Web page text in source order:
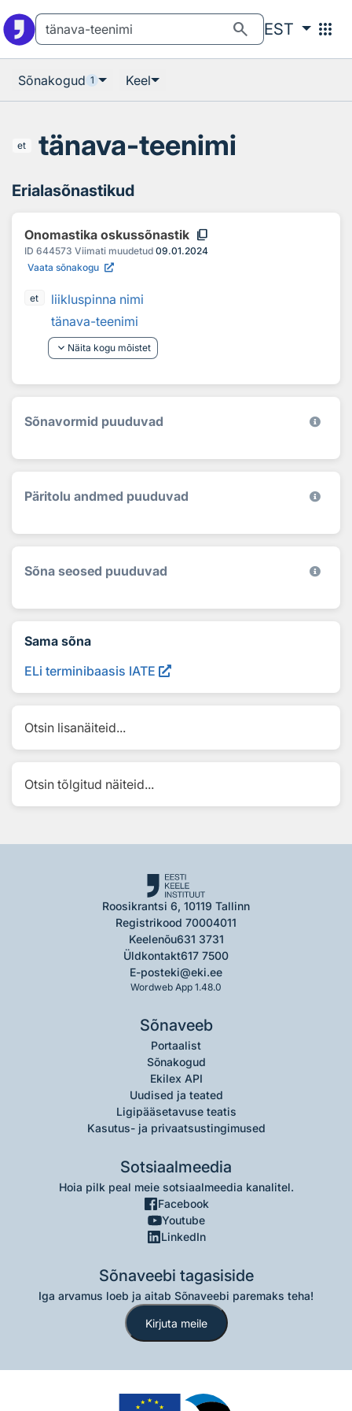
search EST apps
Sõnakogud 1 Keel
et tänava-teenimi
Erialasõnastikud
Onomastika oskussõnastik content_copy
ID 644573 Viimati muudetud 09.01.2024
Vaata sõnakogu
et
liikluspinna nimi
tänava-teenimi
keyboard_arrow_down Näita kogu mõistet
Sõnavormid puuduvad
Päritolu andmed puuduvad
Sõna seosed puuduvad
Sama sõna
ELi terminibaasis IATE
Otsin lisanäiteid...
Otsin tõlgitud näiteid...
Roosikrantsi 6, 10119 Tallinn
Registrikood 70004011
Keelenõu631 3731
Üldkontakt617 7500
E-posteki@eki.ee
Wordweb App 1.48.0
Sõnaveeb
Portaalist
Sõnakogud
Ekilex API
Uudised ja teated
Ligipääsetavuse teatis
Kasutus- ja privaatsustingimused
Sotsiaalmeedia
Hoia pilk peal meie sotsiaalmeedia kanalitel.
Facebook
Youtube
LinkedIn
Sõnaveebi tagasiside
Iga arvamus loeb ja aitab Sõnaveebi paremaks teha!
Kirjuta meile